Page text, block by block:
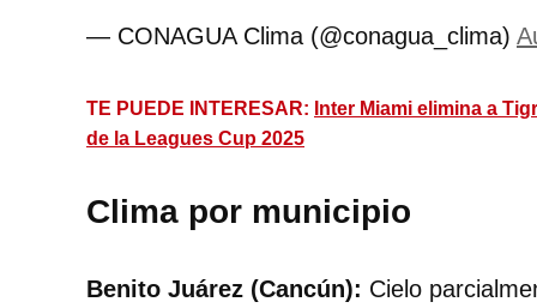
— CONAGUA Clima (@conagua_clima)
TE PUEDE INTERESAR: Inter Miami elimina a
de la Leagues Cup 2025
Clima por municipio
Benito Juárez (Cancún): Cielo